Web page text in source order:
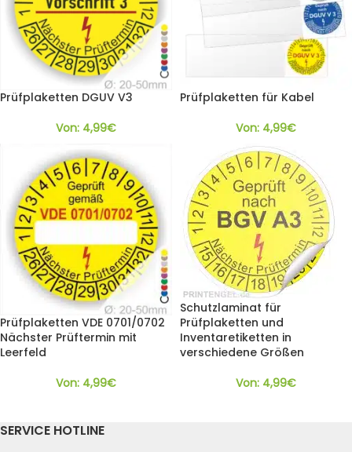
Prüfplaketten DGUV V3
Von: 4,99€
Prüfplaketten für Kabel
Von: 4,99€
Prüfplaketten VDE 0701/0702
Nächster Prüftermin mit
Leerfeld
Von: 4,99€
Schutzlaminat für
Prüfplaketten und
Inventaretiketten in
verschiedene Größen
Von: 4,99€
SERVICE HOTLINE